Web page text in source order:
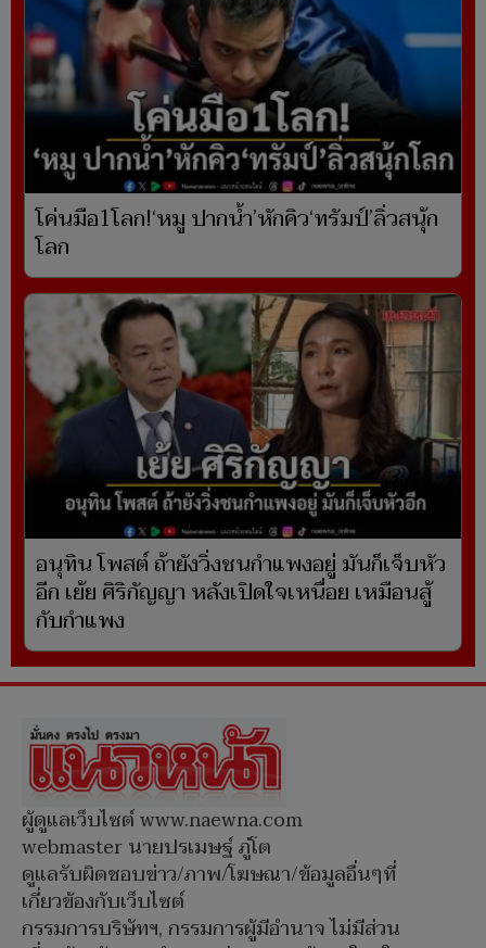
โค่นมือ1โลก!‘หมู ปากน้ำ’หักคิว‘ทรัมป์’ลิ่วสนุ้ก
โลก
อนุทิน โพสต์ ถ้ายังวิ่งชนกำแพงอยู่ มันก็เจ็บหัว
อีก เย้ย ศิริกัญญา หลังเปิดใจเหนื่อย เหมือนสู้
กับกำแพง
ผู้ดูแลเว็บไซต์ www.naewna.com
webmaster นายปรเมษฐ์ ภู่โต
ดูแลรับผิดชอบข่าว/ภาพ/โฆษณา/ข้อมูลอื่นๆที่
เกี่ยวข้องกับเว็บไซต์
กรรมการบริษัทฯ, กรรมการผู้มีอำนาจ ไม่มีส่วน